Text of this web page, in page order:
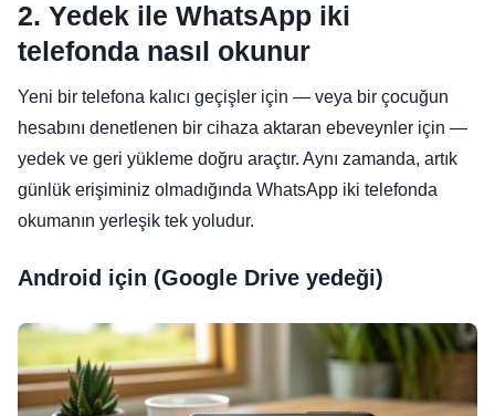
2. Yedek ile WhatsApp iki
telefonda nasıl okunur
Yeni bir telefona kalıcı geçişler için — veya bir çocuğun
hesabını denetlenen bir cihaza aktaran ebeveynler için —
yedek ve geri yükleme doğru araçtır. Aynı zamanda, artık
günlük erişiminiz olmadığında WhatsApp iki telefonda
okumanın yerleşik tek yoludur.
Android için (Google Drive yedeği)